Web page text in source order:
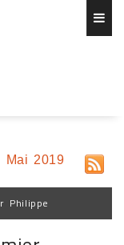
Mai 2019
Philippe